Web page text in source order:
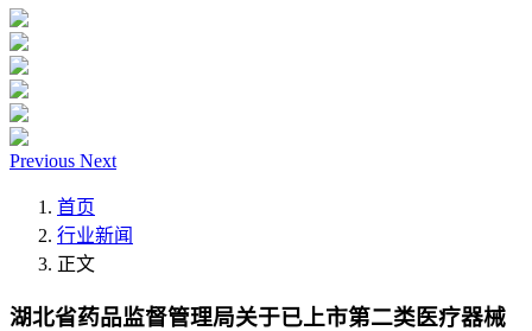
Previous Next
首页
行业新闻
正文
湖北省药品监督管理局关于已上市第二类医疗器械